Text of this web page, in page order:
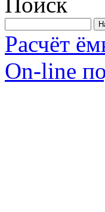
Расчёт
On-line